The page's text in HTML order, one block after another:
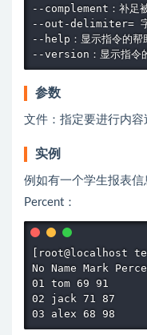
--complement：补足被
--out-delimiter= 字段
--help：显示指令的帮
参数
文件：指定要进行内容
实例
例如有一个学生报表信
Percent：
[root@localhost
No Name Mark
01 tom 69 91
02 jack 71 87